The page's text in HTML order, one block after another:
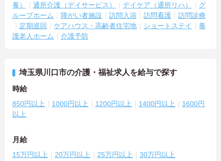
養）
通所介護（デイサービス） デイケア（通所リハ）
グ
ループホーム
障がい者施設 訪問入浴 訪問看護
訪問診療
定期巡回
ケアハウス・高齢者住宅地 ショートステイ
養
護老人ホーム
介護予防
埼玉県川口市の介護・福祉求人を給与で探す
時給
850円以上 1000円以上 1200円以上 1400円以上
1600円
以上
月給
15万円以上 20万円以上 25万円以上 30万円以上